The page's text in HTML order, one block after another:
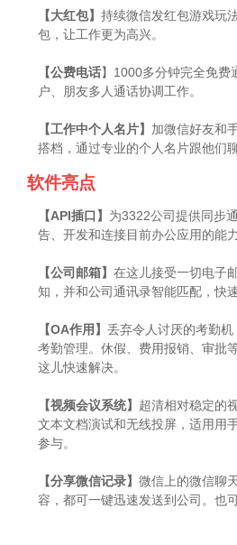
【大红包】持续微信发红包游戏玩
包，让工作更为高兴。
【公费电话】1000多分钟完全免费
户、朋友多人通话协调工作。
【工作中个人名片】 加微信好友和
搭档，通过专业的个人名片跟他们聊
软件亮点
【API插口】 为3322公司提供同步
告、开发和连接目前办公应用的能力
【公司邮箱】在这儿接受一切电子
知，并和公司通讯录智能匹配，快
【OA作用】丢弃令人讨厌的考勤
考勤管理。休假、费用报销、审批
这儿快速解决。
【视频会议系统】 超清相对稳定的
文本文档演试和无线投屏，适用用
参与。
【分享微信记录】微信上的微信聊
容，都可一键迅速发送到公司。也